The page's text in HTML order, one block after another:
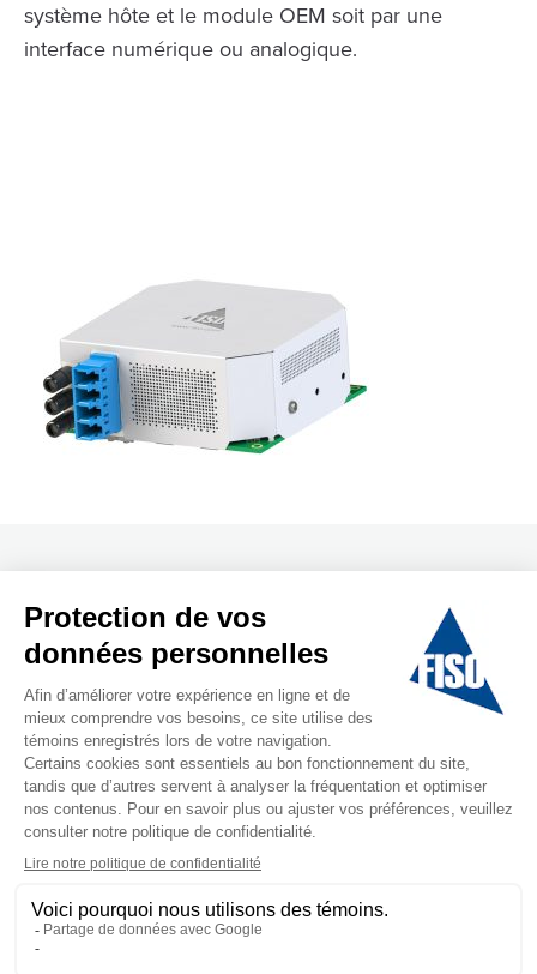
système hôte et le module OEM soit par une
interface numérique ou analogique.
Termes et conditions
Politique de
confidentialité
Suivez nous